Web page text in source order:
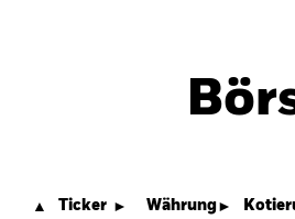
Ticker Währung